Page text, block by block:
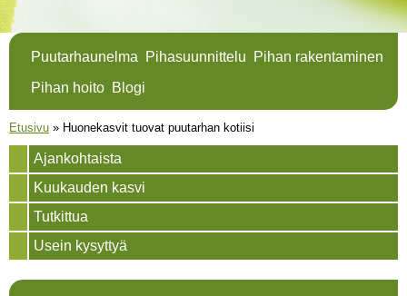
Puutarhaunelma Pihasuunnittelu
Pihan rakentaminen
Pihan hoito Blogi
Olet täällä
Etusivu » Huonekasvit tuovat puutarhan kotiisi
Ajankohtaista
Kuukauden kasvi
Tutkittua
Usein kysyttyä